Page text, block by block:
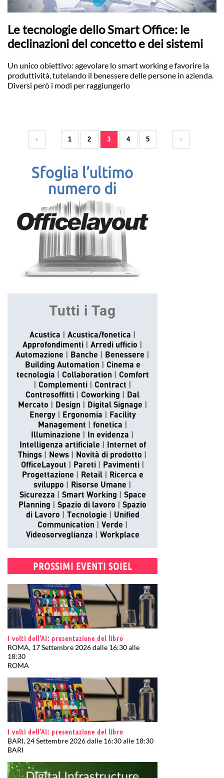
Le tecnologie dello Smart Office: le
declinazioni del concetto e dei sistemi
Un unico obiettivo: agevolare lo smart working e favorire la
produttività, tutelando il benessere delle persone in azienda.
Diversi però i modi per raggiungerlo
1 2 3 4 5
Tutti i Tag
Acustica
Acustica/fonetica
Approfondimenti
Arredi ufficio
Automazione
Banche
Benessere
Building Automation
Cinema e
tecnologia
Collaboration
Comfort
Complementi
Contract
Controsoffitti
Coworking
Dal
Mercato
Design
Digital Signage
Energy
Ergonomia
Facility
Management
fonetica
Illuminazione
In evidenza
Intelligenza artificiale
Internet of
Things
News
Novità di prodotto
OfficeLayout
Pareti
Pavimenti
Progettazione
Retail
Ricerca e
sviluppo
Risorse Umane
Sicurezza
Smart Working
Space
Planning
Spazio di lavoro
Spazio
di Lavoro
Tecnologie
Unified
Communication
Verde
Videosorveglianza
Workplace
PROSSIMI EVENTI SOIEL
I volti dell’AI: presentazione del libro
ROMA, 17 Settembre 2026 dalle 16:30 alle
18:30
ROMA
I volti dell’AI: presentazione del libro
BARI, 24 Settembre 2026 dalle 16:30 alle 18:30
BARI